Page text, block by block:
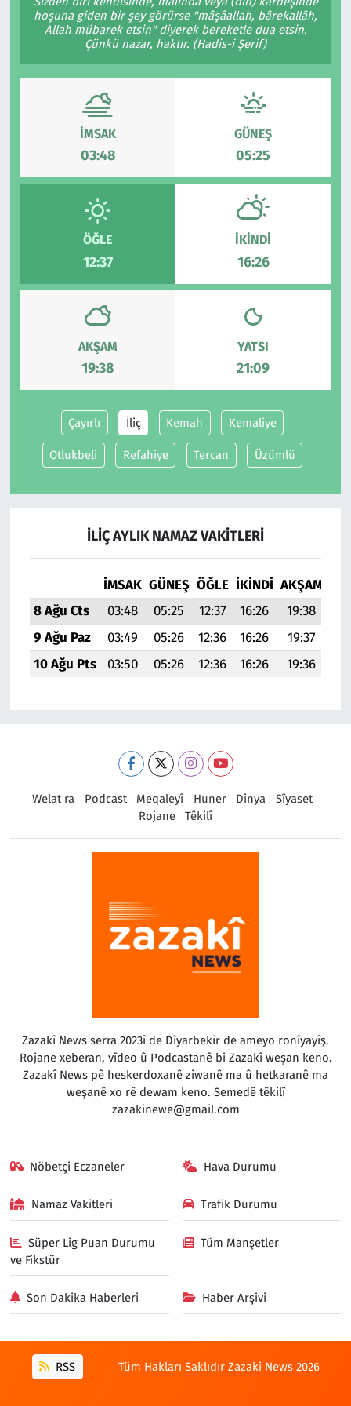
hoşuna giden bir şey görürse "mâşâallah, bârekallâh,
Allah mübarek etsin" diyerek bereketle dua etsin.
Çünkü nazar, haktır. (Hadis-i Şerif)
İMSAK
03:48
GÜNEŞ
05:25
ÖĞLE
12:37
İKINDI
16:26
AKŞAM
19:38
YATSI
21:09
Çayırlı İliç Kemah Kemaliye
Otlukbeli Refahiye Tercan Üzümlü
İLIÇ AYLIK NAMAZ VAKITLERI
İMSAK GÜNEŞ ÖĞLE İKINDI AKŞAM
8 Ağu Cts
03:48 05:25 12:37 16:26 19:38
9 Ağu Paz
03:49 05:26 12:36 16:26 19:37
10 Ağu Pts
03:50 05:26 12:36 16:26 19:36
Welat ra Podcast Meqaleyî Huner Dinya
Sîyaset
Rojane
Têkilî
Zazakî News serra 2023î de Dîyarbekir de ameyo ronîyayîş.
Rojane xeberan, vîdeo û Podcastanê bi Zazakî weşan keno.
Zazakî News pê heskerdoxanê ziwanê ma û hetkaranê ma
weşanê xo rê dewam keno. Semedê têkilî
zazakinewe@gmail.com
Nöbetçi Eczaneler Hava Durumu
Namaz Vakitleri Trafik Durumu
Süper Lig Puan Durumu
ve Fikstür
Tüm Manşetler
Son Dakika Haberleri Haber Arşivi
RSS Tüm Hakları Saklıdır Zazaki News 2026